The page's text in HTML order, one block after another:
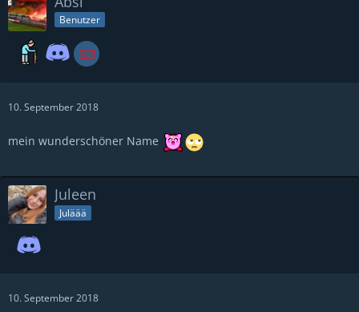
Benutzer
10. September 2018
mein wunderschöner Name
Juleen
Juläää
10. September 2018